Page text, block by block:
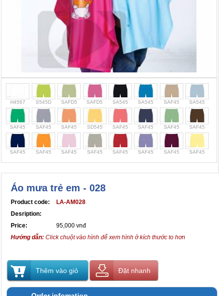
H4567 S545D SAFD5 SAFD5 SA545 SA545 SAF45 SA545
SAF45 SAF45 SAF45 SD545 SAF45 SAF45 SAF45 SAF45
SAF45 SAF45 SAF45 SAF45 SAF45 SAF45 SAF45 SAF45
Áo mưa trẻ em - 028
Product code:
LA-AM028
Desription:
Price:
95,000 vnđ
Hướng dẫn: Click chuột vào hình để xem hình ở kích thước to hơn
Thêm vào giỏ Đặt nhanh
Cọc giao thông, rào chắn công trình
Bình chữa cháy, cứu hỏa
Chính sách bảo mật thông tin